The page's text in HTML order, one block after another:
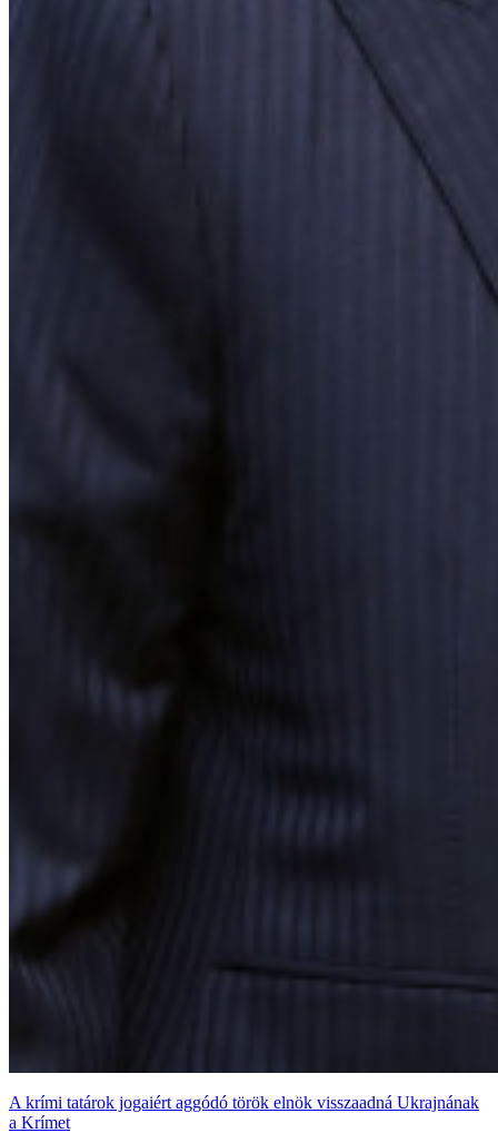
A krími tatárok jogaiért aggódó török elnök visszaadná Ukrajnának
a Krímet